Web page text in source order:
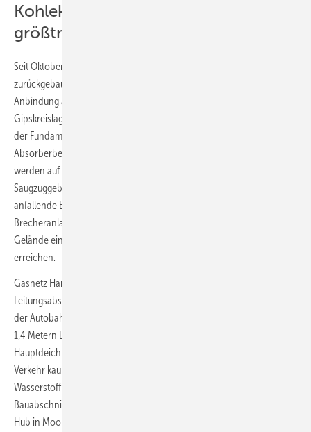
Kohlekraftwerk-Rückbau mit
größtmöglicher Recyclingquote
Seit Oktober 2023 wird das ehemalige Kohlekraftwerk Moorburg
zurückgebaut, um Platz für den 100-Megawatt-Elektrolyseur und die
Anbindung an das Wasserstoffnetz zu schaffen. Der Rückbau des
Gipskreislagers und der zugehörigen Nebengebäude einschließlich
der Fundamente sowie der oberirdische Rückbau der beiden
Absorberbehälter sind bereits weitestgehend abgeschlossen. Derzeit
werden auf dem Kraftwerksgelände die Aschesilos und die
Saugzuggebäude zurückgebaut. Es folgen die Kohlekreislager. Der
anfallende Bauschutt wird noch vor Ort mit einer mobilen
Brecheranlage aufbereitet und später teilweise wieder auf dem
Gelände eingebaut, um eine größtmögliche Recyclingquote zu
erreichen.
Gasnetz Hamburg nimmt jetzt den Bau erster größerer
Leitungsabschnitte zwischen Waltershof und Altenwerder westlich
der Autobahn A7 in Angriff. Konkret wird ein Tunnelvortrieb mit rund
1,4 Metern Durchmesser die Hafenbahn und den Altenwerder
Hauptdeich queren. Damit schränken die Baumaßnahmen den
Verkehr kaum ein. Außerdem baut Gasnetz Hamburg bereits an der
Wasserstoffleitung entlang der Moorburger Straße. Als weitere
Bauabschnitte folgen der Anschluss des Hamburg Green Hydrogen
Hub in Moorburg sowie Industrieareale in Harburg, Altenwerder und